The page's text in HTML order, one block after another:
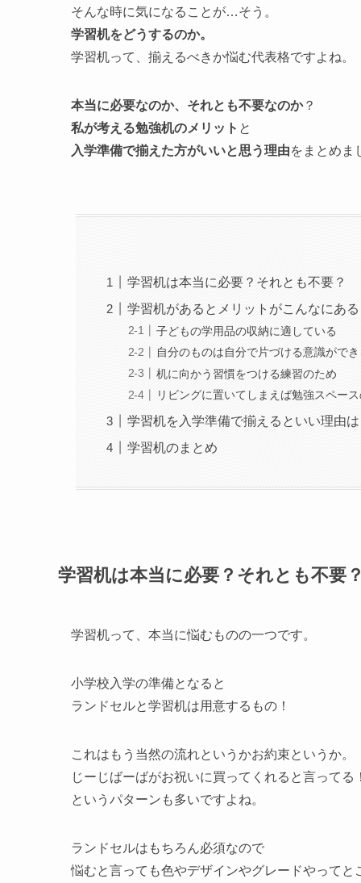
そんな時に気になることが…そう。
学習机をどうするのか。
学習机って、揃えるべきか悩む代表格ですよね。
本当に必要なのか、それとも不要なのか？
私が考える勉強机のメリット と
入学準備で揃えた方がいいと思う理由をまとめま
学習机は本当に必要？それとも不要？
学習机があるとメリットがこんなにある
子どもの学用品の収納に適している
自分のものは自分で片づける意識ができ
机に向かう習慣をつける練習のため
リビングに置いてしまえば勉強スペー
学習机を入学準備で揃えるといい理由は
学習机のまとめ
学習机は本当に必要？それとも不要？
学習机って、本当に悩むものの一つです。
小学校入学の準備となると
ランドセルと学習机は用意するもの！
これはもう当然の流れというかお約束というか。
じーじばーばがお祝いに買ってくれると言ってる！
というパターンも多いですよね。
ランドセルはもちろん必須なので
悩むと言っても色やデザインやグレードやってと